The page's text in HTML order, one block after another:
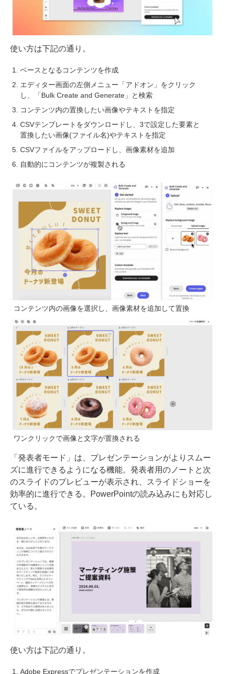
使い方は下記の通り。
ベースとなるコンテンツを作成
エディター画面の左側メニュー「アドオン」をクリック
し、「Bulk Create and Generate」と検索
コンテンツ内の置換したい画像やテキストを指定
CSVテンプレートをダウンロードし、3で設定した要素と
置換したい画像(ファイル名)やテキストを指定
CSVファイルをアップロードし、画像素材を追加
自動的にコンテンツが複製される
コンテンツ内の画像を選択し、画像素材を追加して置換
ワンクリックで画像と文字が置換される
「発表者モード」は、プレゼンテーションがよりスムー
ズに進行できるようになる機能。発表者用のノートと次
のスライドのプレビューが表示され、スライドショーを
効率的に進行できる。PowerPointの読み込みにも対応し
ている。
使い方は下記の通り。
Adobe Expressでプレゼンテーションを作成